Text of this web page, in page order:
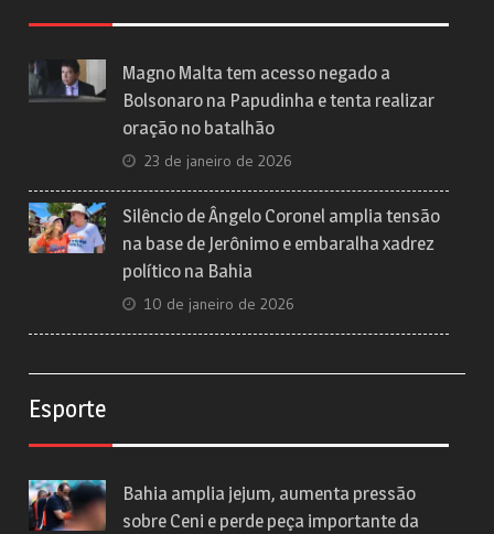
Magno Malta tem acesso negado a
Bolsonaro na Papudinha e tenta realizar
oração no batalhão
23 de janeiro de 2026
Silêncio de Ângelo Coronel amplia tensão
na base de Jerônimo e embaralha xadrez
político na Bahia
10 de janeiro de 2026
Esporte
Bahia amplia jejum, aumenta pressão
sobre Ceni e perde peça importante da